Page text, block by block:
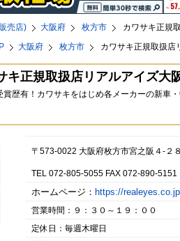
売店) 大阪府 枚方市
カワサキ正規
大阪府 枚方市 カワサキ正規取扱
キ正規取扱店リアルアイズ
賞歴有！カワサキをはじめ各メーカーの新車
〒573-0022 大阪府枚方市宮之阪４-２
TEL 072-805-5055 FAX 072-890-5151
ホームページ： https://
営業時間：９：３０～１９：００
定休日：毎週木曜日